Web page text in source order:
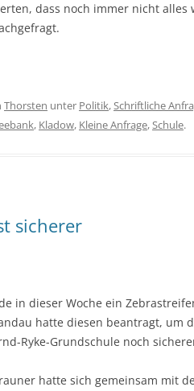
dass noch immer nicht
Thorsten unter Politik,Schriftliche
, Kladow, Kleine Anfrage,Schule.
sicherer
in dieser Woche ein
hatte diesen beantragt, um
Ryke-Grundschule noch
hatte sich gemeinsam mit